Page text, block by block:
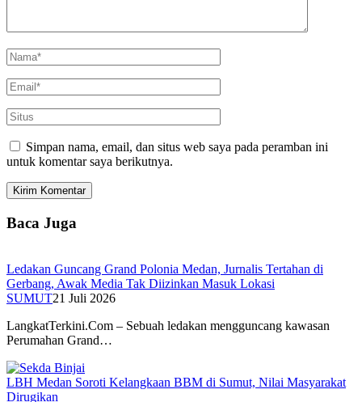
Simpan nama, email, dan situs web saya pada peramban ini
untuk komentar saya berikutnya.
Baca Juga
Ledakan Guncang Grand Polonia Medan, Jurnalis Tertahan di
Gerbang, Awak Media Tak Diizinkan Masuk Lokasi
SUMUT21 Juli 2026
LangkatTerkini.Com – Sebuah ledakan mengguncang kawasan
Perumahan Grand…
LBH Medan Soroti Kelangkaan BBM di Sumut, Nilai Masyarakat
Dirugikan